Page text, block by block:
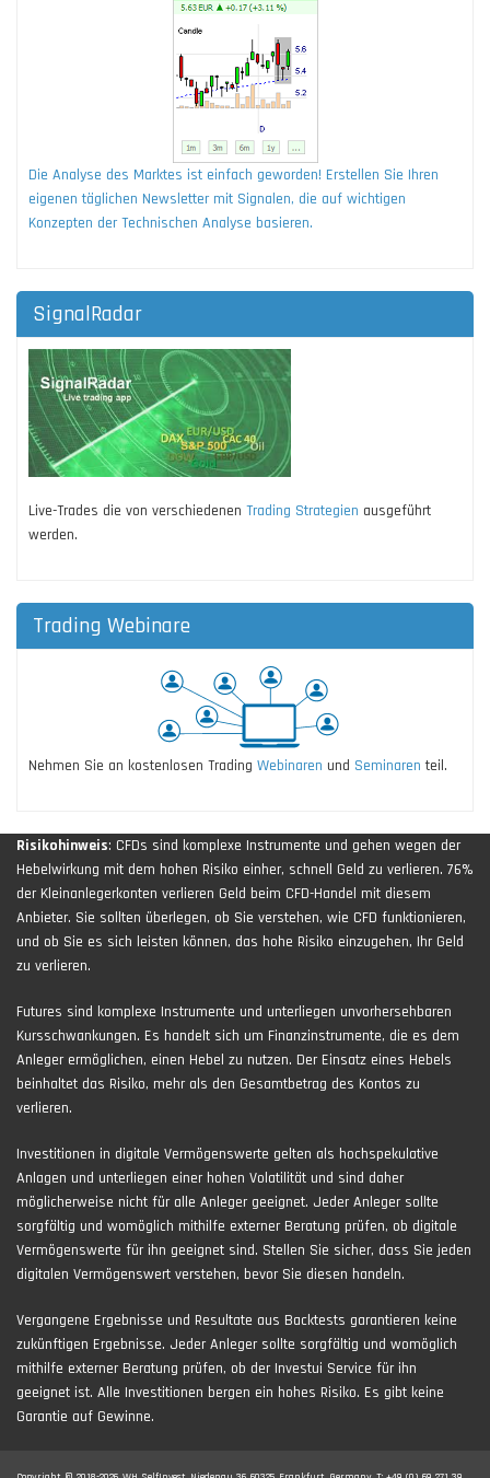
Die Analyse des Marktes ist einfach geworden! Erstellen Sie Ihren
eigenen täglichen Newsletter mit Signalen, die auf wichtigen
Konzepten der Technischen Analyse basieren.
SignalRadar
Live-Trades die von verschiedenen Trading Strategien ausgeführt
werden.
Trading Webinare
Nehmen Sie an kostenlosen Trading Webinaren und Seminaren teil.
Risikohinweis: CFDs sind komplexe Instrumente und gehen wegen der
Hebelwirkung mit dem hohen Risiko einher, schnell Geld zu verlieren. 76%
der Kleinanlegerkonten verlieren Geld beim CFD-Handel mit diesem
Anbieter. Sie sollten überlegen, ob Sie verstehen, wie CFD funktionieren,
und ob Sie es sich leisten können, das hohe Risiko einzugehen, Ihr Geld
zu verlieren.
Futures sind komplexe Instrumente und unterliegen unvorhersehbaren
Kursschwankungen. Es handelt sich um Finanzinstrumente, die es dem
Anleger ermöglichen, einen Hebel zu nutzen. Der Einsatz eines Hebels
beinhaltet das Risiko, mehr als den Gesamtbetrag des Kontos zu
verlieren.
Investitionen in digitale Vermögenswerte gelten als hochspekulative
Anlagen und unterliegen einer hohen Volatilität und sind daher
möglicherweise nicht für alle Anleger geeignet. Jeder Anleger sollte
sorgfältig und womöglich mithilfe externer Beratung prüfen, ob digitale
Vermögenswerte für ihn geeignet sind. Stellen Sie sicher, dass Sie jeden
digitalen Vermögenswert verstehen, bevor Sie diesen handeln.
Vergangene Ergebnisse und Resultate aus Backtests garantieren keine
zukünftigen Ergebnisse. Jeder Anleger sollte sorgfältig und womöglich
mithilfe externer Beratung prüfen, ob der Investui Service für ihn
geeignet ist. Alle Investitionen bergen ein hohes Risiko. Es gibt keine
Garantie auf Gewinne.